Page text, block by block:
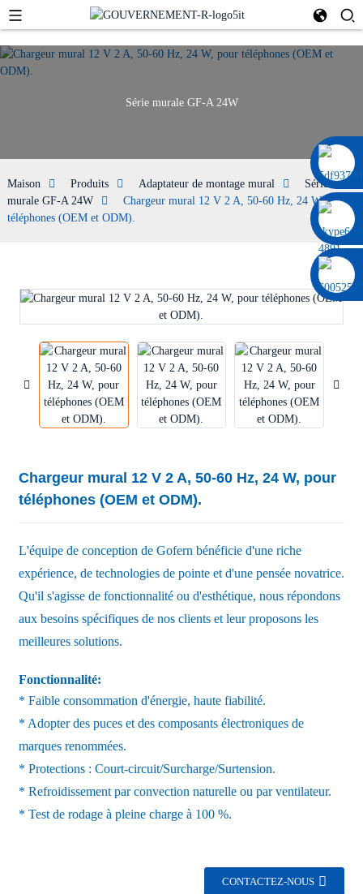
0086 13322920697
Série murale GF-A 24W
Maison Produits Adaptateur de montage mural
Série
murale GF-A 24W
Chargeur mural 12 V 2 A, 50-60 Hz, 24 W, pour
téléphones (OEM et ODM).
Chargeur mural 12 V 2 A, 50-60 Hz, 24 W, pour
téléphones (OEM et ODM).
L'équipe de conception de Gofern bénéficie d'une riche
expérience, de technologies de pointe et d'une pensée novatrice.
Qu'il s'agisse de fonctionnalité ou d'esthétique, nous répondons
aux besoins spécifiques de nos clients et leur proposons les
meilleures solutions.
Fonctionnalité:
* Faible consommation d'énergie, haute fiabilité.
* Adopter des puces et des composants électroniques de
marques renommées.
* Protections : Court-circuit/Surcharge/Surtension.
* Refroidissement par convection naturelle ou par ventilateur.
* Test de rodage à pleine charge à 100 %.
CONTACTEZ-NOUS